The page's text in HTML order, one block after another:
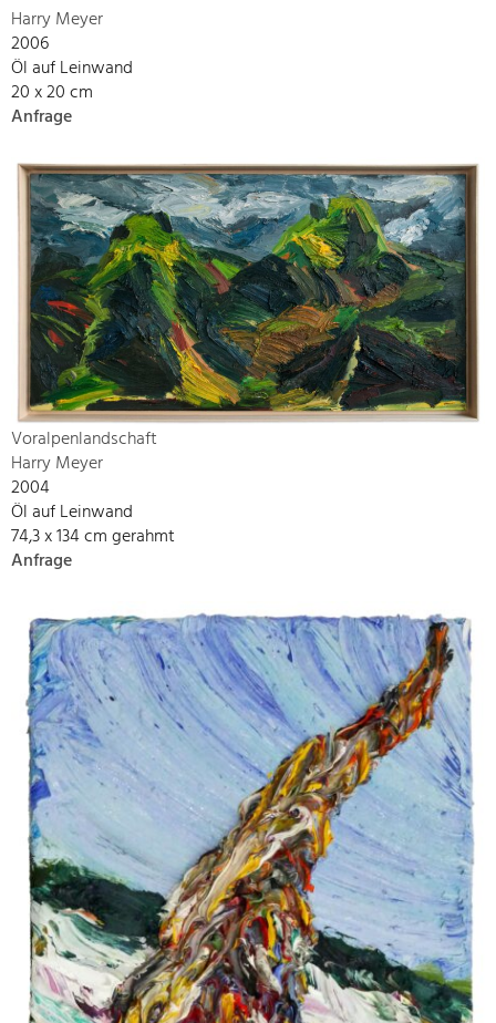
Harry Meyer
2006
Öl auf Leinwand
20 x 20 cm
Anfrage
Voralpenlandschaft
Harry Meyer
2004
Öl auf Leinwand
74,3 x 134 cm gerahmt
Anfrage